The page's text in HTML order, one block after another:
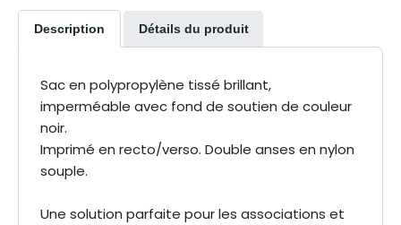
Description Détails du produit
Sac en polypropylène tissé brillant,
imperméable avec fond de soutien de couleur
noir.
Imprimé en recto/verso. Double anses en nylon
souple.
Une solution parfaite pour les associations et